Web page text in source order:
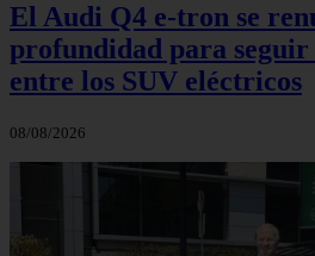
El Audi Q4 e-tron se
profundidad para seguir
entre los SUV eléctricos
08/08/2026